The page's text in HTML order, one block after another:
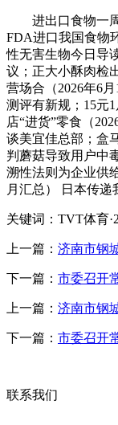
进出口食物一周
FDA进口我国食物
性无害生物今日导
议；正大小酥肉检
营场合（2026年6
测评有新规；15元
店“进货”零食（
谈美宜佳总部；盒
判蘑菇导致用户中
溯性法则为企业供
月汇总） 日本传递
关键词：TVT体育
上一篇： 济南市钢
下一篇： 市委召开
上一篇： 济南市钢
下一篇： 市委召开
联系我们